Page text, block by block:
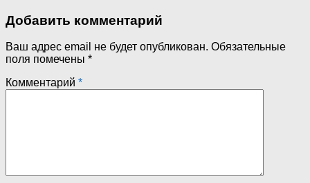
Добавить комментарий
Ваш адрес email не будет опубликован. Обязательные
поля помечены *
Комментарий *